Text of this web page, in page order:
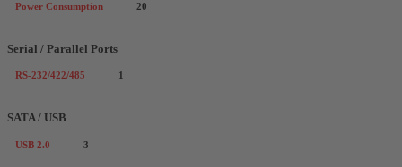
Power Consumption 20
Serial / Parallel Ports
RS-232/422/485 1
SATA / USB
USB 2.0 3